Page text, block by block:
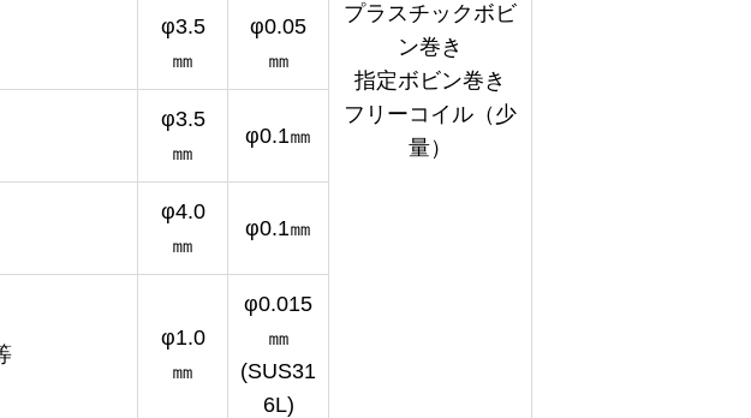
プラスチックボビ
ン巻き
指定ボビン巻き
フリーコイル（少
量）
φ3.5
㎜
φ0.05
㎜
φ3.5
㎜
φ0.1㎜
φ4.0
㎜
φ0.1㎜
φ1.0
㎜
φ0.015
㎜
(SUS31
6L)